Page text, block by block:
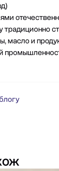
традиционно
масло и